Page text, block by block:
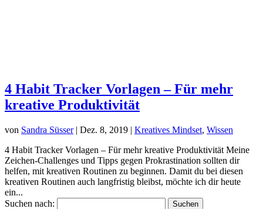
4 Habit Tracker Vorlagen – Für mehr
kreative Produktivität
von Sandra Süsser| Dez. 8, 2019 | Kreatives Mindset, Wissen
4 Habit Tracker Vorlagen – Für mehr kreative Produktivität Meine
Zeichen-Challenges und Tipps gegen Prokrastination sollten dir
helfen, mit kreativen Routinen zu beginnen. Damit du bei diesen
kreativen Routinen auch langfristig bleibst, möchte ich dir heute
ein...
Suchen nach: